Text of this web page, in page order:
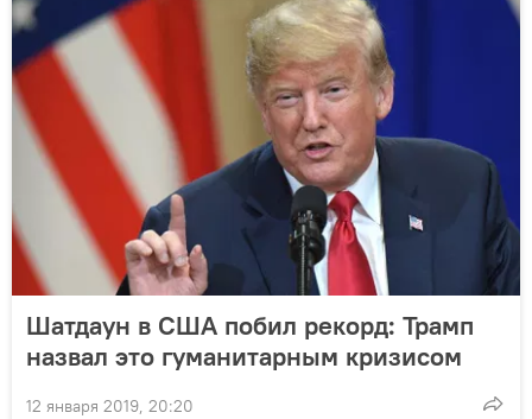
Шатдаун в США побил рекорд: Трамп
назвал это гуманитарным кризисом
12 января 2019, 20:20